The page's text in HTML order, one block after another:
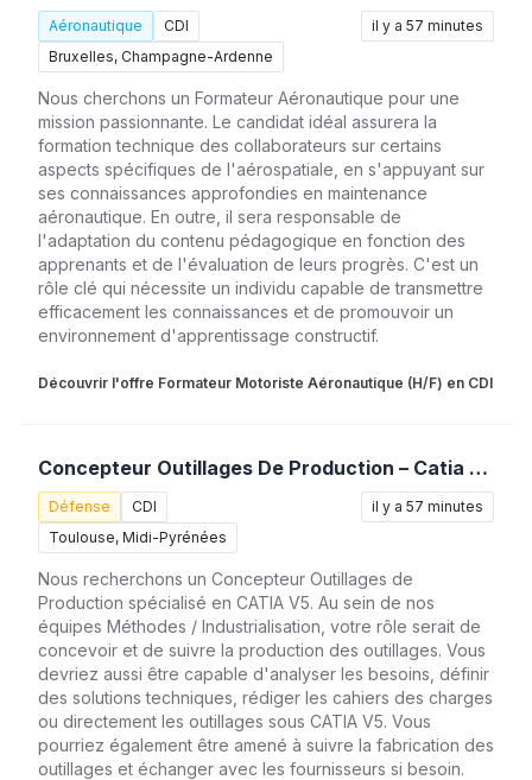
Aéronautique
CDI
Bruxelles, Champagne-Ardenne
il y a 57 minutes
Nous cherchons un Formateur Aéronautique pour une
mission passionnante. Le candidat idéal assurera la
formation technique des collaborateurs sur certains
aspects spécifiques de l'aérospatiale, en s'appuyant sur
ses connaissances approfondies en maintenance
aéronautique. En outre, il sera responsable de
l'adaptation du contenu pédagogique en fonction des
apprenants et de l'évaluation de leurs progrès. C'est un
rôle clé qui nécessite un individu capable de transmettre
efficacement les connaissances et de promouvoir un
environnement d'apprentissage constructif.
Découvrir l'offre Formateur Motoriste Aéronautique (H/F) en CDI
Concepteur Outillages De Production – Catia V5 (H/F)
Défense
CDI
Toulouse, Midi-Pyrénées
il y a 57 minutes
Nous recherchons un Concepteur Outillages de
Production spécialisé en CATIA V5. Au sein de nos
équipes Méthodes / Industrialisation, votre rôle serait de
concevoir et de suivre la production des outillages. Vous
devriez aussi être capable d'analyser les besoins, définir
des solutions techniques, rédiger les cahiers des charges
ou directement les outillages sous CATIA V5. Vous
pourriez également être amené à suivre la fabrication des
outillages et échanger avec les fournisseurs si besoin.